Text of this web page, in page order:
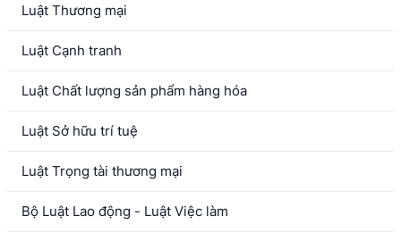
Luật Thương mại
Luật Cạnh tranh
Luật Chất lượng sản phẩm hàng hóa
Luật Sở hữu trí tuệ
Luật Trọng tài thương mại
Bộ Luật Lao động - Luật Việc làm